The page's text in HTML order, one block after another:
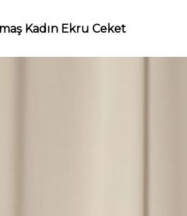
Kadın Ekru Ceket